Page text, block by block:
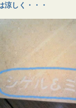
涼しく・・・